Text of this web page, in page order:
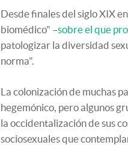
Desde finales del siglo XIX
biomédico" –sobre el que
patologizar la diversidad
norma".
La colonización de muchas
hegemónico, pero algunos
la occidentalización de sus
sociosexuales que